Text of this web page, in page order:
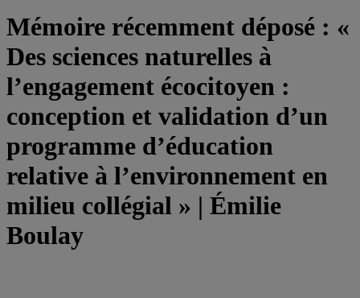
Mémoire récemment déposé : «
Des sciences naturelles à
l’engagement écocitoyen :
conception et validation d’un
programme d’éducation
relative à l’environnement en
milieu collégial » | Émilie
Boulay